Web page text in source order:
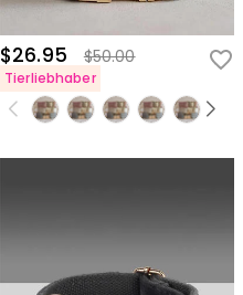
$26.95 $50.00
Tierliebhaber